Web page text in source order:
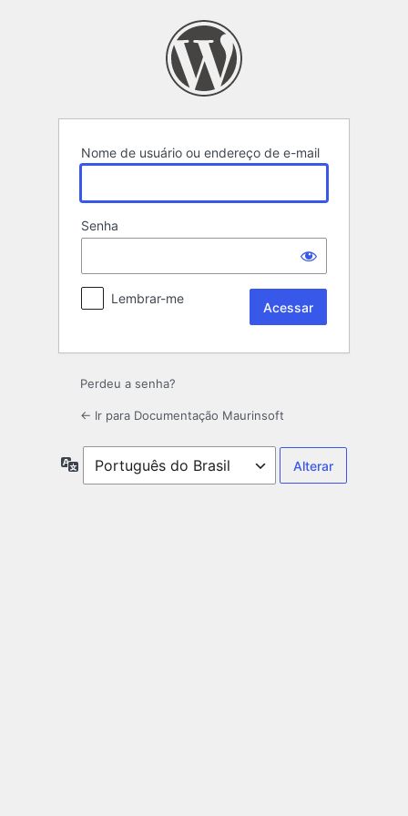
Nome de usuário ou endereço de e-mail
Senha
Lembrar-me
Perdeu a senha?
← Ir para Documentação Maurinsoft
Idioma